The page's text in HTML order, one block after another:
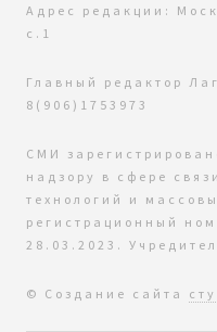
Адрес редакции:
с.1
Главный редактор
8(906)1753973
СМИ
надзору в сфере
технологий и
регистрационный
28.03.2023.
© Создание сайта